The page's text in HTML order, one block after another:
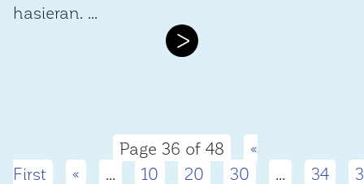
hasieran. ...
>
Page 36 of 48
«
First
« 10 20 30 34